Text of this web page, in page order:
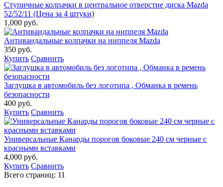
Ступичные колпачки в центральное отверстие диска Mazda
52/52/11 (Цена за 4 штуки)
1,000 руб.
Антивандальные колпачки на ниппеля Mazda
350 руб.
Купить Сравнить
Заглушка в автомобиль без логотипа , Обманка в ремень
безопасности
400 руб.
Купить Сравнить
Универсальные Канарды порогов боковые 240 см черные с
красными вставками
4,000 руб.
Купить Сравнить
Всего страниц: 11